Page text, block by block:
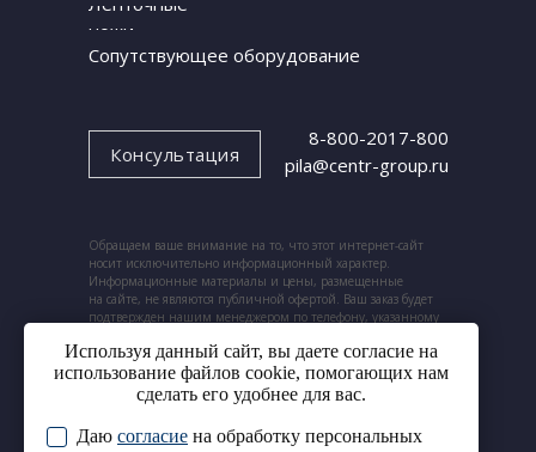
Консультация
8-800-2017-800
pila@centr-group.ru
Обращаем ваше внимание на то, что этот интернет-сайт
носит исключительно информационный характер.
Информационные материалы и цены, размещенные
на сайте, не являются публичной офертой. Ваш заказ будет
подтвержден нашим менеджером по телефону, указанному
ножи
Сопутствующее оборудование
© 2024. ООО «Центр ленточных пил».
Используя данный сайт, вы даете согласие на
использование файлов cookie, помогающих нам
сделать его удобнее для вас.
Даю согласие на обработку персональных